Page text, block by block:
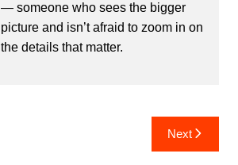
— someone who sees the bigger
picture and isn’t afraid to zoom in on
the details that matter.
Next